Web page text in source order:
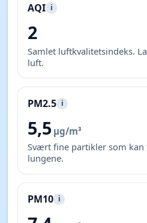
AQI i
2
Samlet luftkvalitetsindeks.
luft.
PM2.5 i
5,5 µg/m³
Svært fine partikler som kan
lungene.
PM10 i